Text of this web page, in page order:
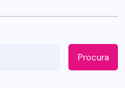
Procura